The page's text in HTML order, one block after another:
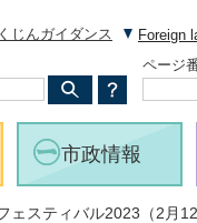
じんガイダンス Foreign
ページ
市政情報
ェスティバル2023（2月12